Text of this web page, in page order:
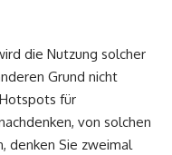
die Nutzung solcher
Grund nicht
für
von solchen
denken Sie zweimal